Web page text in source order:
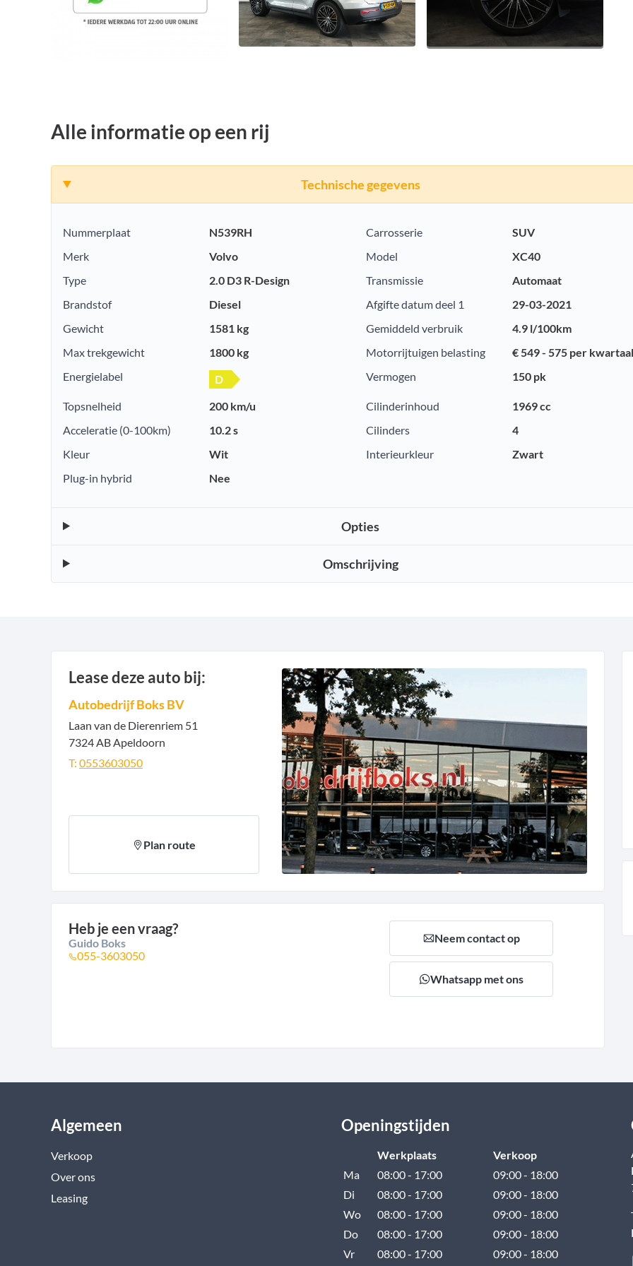
Alle informatie op een rij
Technische gegevens
Nummerplaat N539RH Carrosserie
SUV
Merk
Volvo Model
XC40
Type
2.0 D3 R-Design Transmissie
Automaat
Brandstof
Diesel Afgifte datum deel 1
29-03-2021
Gewicht
1581 kg Gemiddeld verbruik
4.9 l/100km
Max trekgewicht
1800 kg Motorrijtuigen belasting
€ 549 - 575 per kwartaal
Energielabel
D Vermogen 150 pk
Topsnelheid 200 km/u Cilinderinhoud
1969 cc
Acceleratie (0-100km)
10.2 s Cilinders
4
Kleur
Wit Interieurkleur
Zwart
Plug-in hybrid
Nee
Opties
Omschrijving
Lease deze auto bij:
Autobedrijf Boks BV
Laan van de Dierenriem 51
7324 AB Apeldoorn
T: 0553603050
Plan route
Heb je een vraag?
Guido Boks
055-3603050
Neem contact op
Whatsapp met ons
Algemeen
Verkoop
Over ons
Leasing
Openingstijden
Werkplaats
Verkoop
Ma
08:00 - 17:00
09:00 - 18:00
Di
08:00 - 17:00
09:00 - 18:00
Wo
08:00 - 17:00
09:00 - 18:00
Do
08:00 - 17:00
09:00 - 18:00
Vr
08:00 - 17:00 09:00 - 18:00